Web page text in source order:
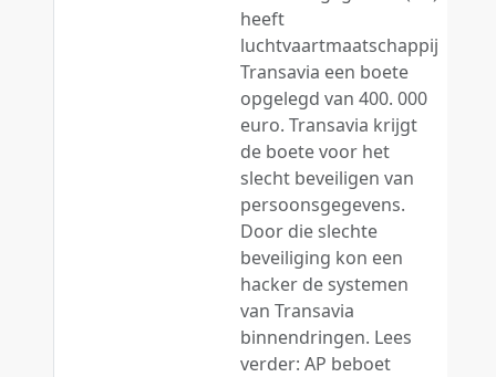
heeft
luchtvaartmaatschappij
Transavia een boete
opgelegd van 400. 000
euro. Transavia krijgt
de boete voor het
slecht beveiligen van
persoonsgegevens.
Door die slechte
beveiliging kon een
hacker de systemen
van Transavia
binnendringen. Lees
verder: AP beboet